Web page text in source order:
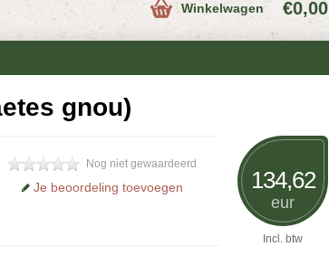
Winkelwagen €0,00
gnou)
134,62
eur
Incl. btw
Nog niet gewaardeerd
Je beoordeling toevoegen